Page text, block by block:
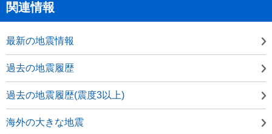
関連情報
最新の地震情報
過去の地震履歴
過去の地震履歴(震度3以上)
海外の大きな地震